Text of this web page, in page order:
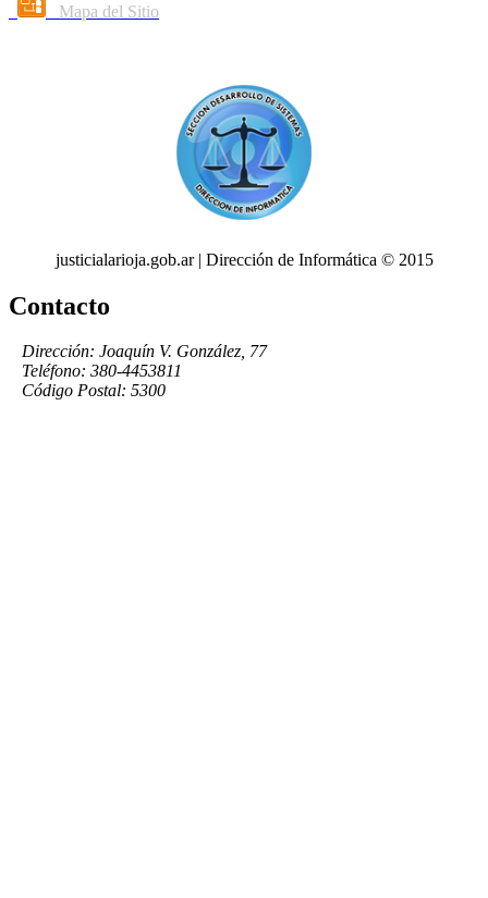
Mapa del Sitio
justicialarioja.gob.ar | Dirección de Informática © 2015
Contacto
Dirección: Joaquín V. González, 77
Teléfono: 380-4453811
Código Postal: 5300